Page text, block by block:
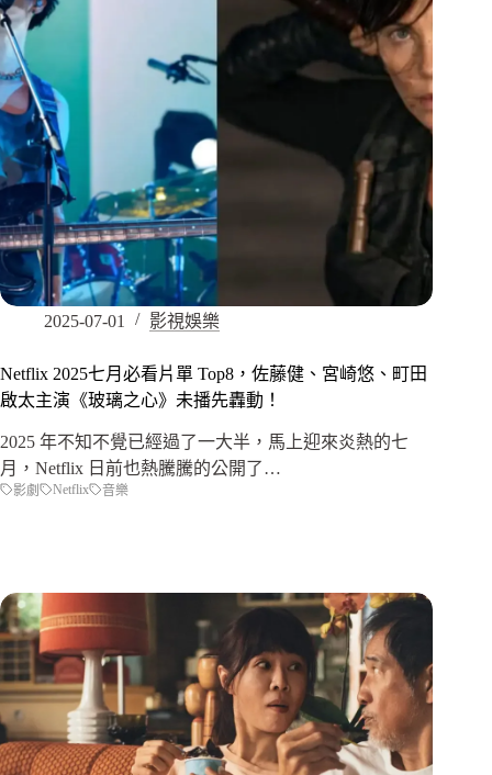
2025-07-01 影視娛樂
Netflix 2025七月必看片單 Top8，佐藤健、宮崎悠、町田
啟太主演《玻璃之心》未播先轟動！
2025 年不知不覺已經過了一大半，馬上迎來炎熱的七
月，Netflix 日前也熱騰騰的公開了…
影劇 Netflix 音樂